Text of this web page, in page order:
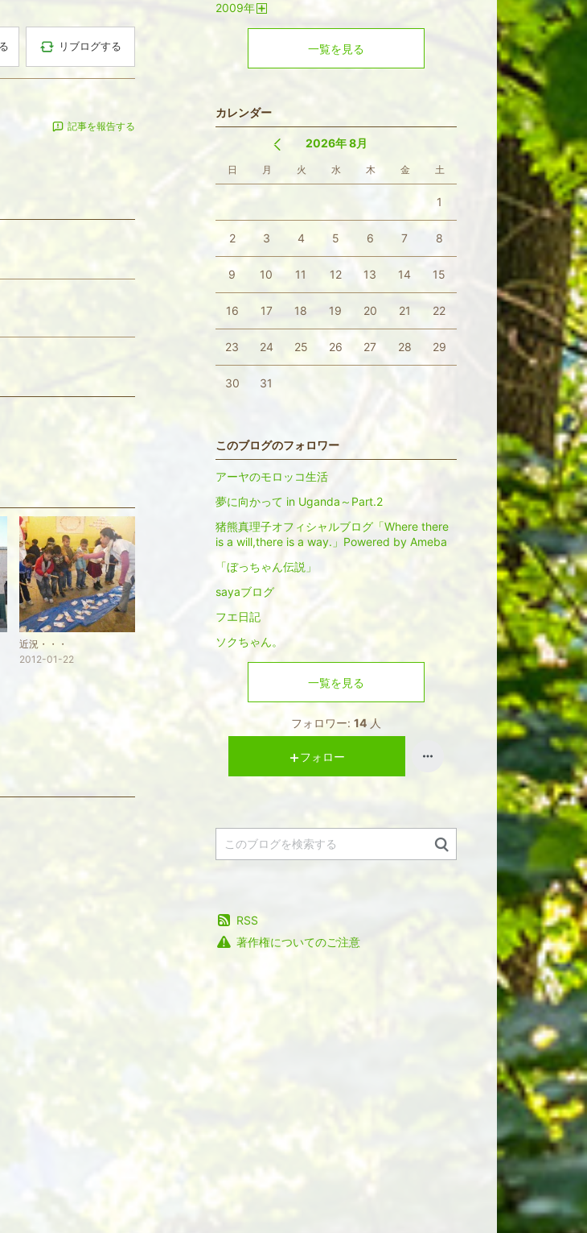
リブログする
記事を報告する
近況・・・
2012-01-22
2009年
一覧を見る
カレンダー
2026年 8月
日 月 火 水 木 金 土
1
2 3 4 5 6 7 8
9 10 11 12 13 14 15
16 17 18 19 20 21 22
23 24 25 26 27 28 29
30 31
このブログのフォロワー
アーヤのモロッコ生活
夢に向かって in Uganda～Part.2
猪熊真理子オフィシャルブログ「Where there
is a will,there is a way.」Powered by Ameba
「ぼっちゃん伝説」
sayaブログ
フエ日記
ソクちゃん。
一覧を見る
フォロワー: 14 人
フォロー
RSS
著作権についてのご注意